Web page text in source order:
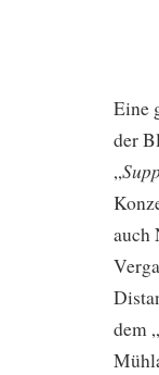
Eine
der
„
auch
dem „